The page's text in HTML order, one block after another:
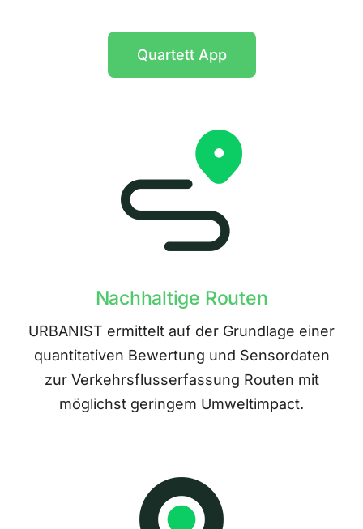
Quartett App
Nachhaltige Routen
URBANIST ermittelt auf der Grundlage einer
quantitativen Bewertung und Sensordaten
zur Verkehrsflusserfassung Routen mit
möglichst geringem Umweltimpact.